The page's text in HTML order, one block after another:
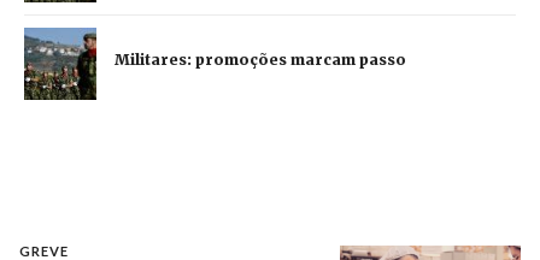
Militares: promoções marcam passo
GREVE